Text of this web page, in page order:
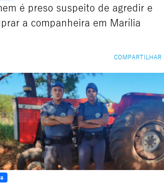
é preso suspeito de agredir e
a companheira em Marília
COMPARTILHAR